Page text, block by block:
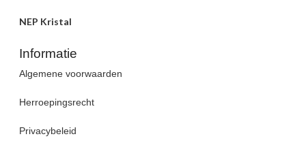
NEP Kristal
Informatie
Algemene voorwaarden
Herroepingsrecht
Privacybeleid